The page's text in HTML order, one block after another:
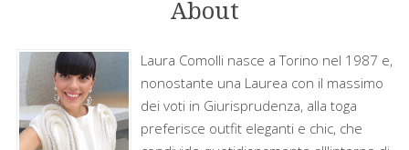
About
Laura Comolli nasce a Torino nel 1987 e,
nonostante una Laurea con il massimo
dei voti in Giurisprudenza, alla toga
preferisce outfit eleganti e chic, che